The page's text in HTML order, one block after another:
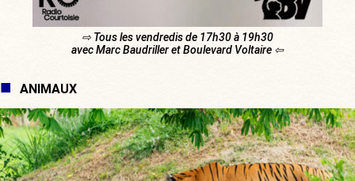
⇨ Tous les vendredis de 17h30 à 19h30
avec Marc Baudriller et Boulevard Voltaire ⇦
ANIMAUX